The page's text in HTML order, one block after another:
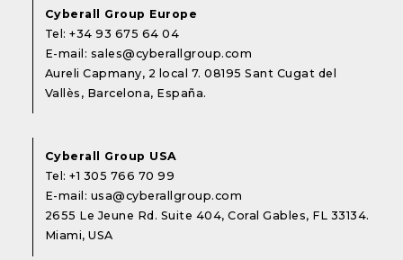
Cyberall Group Europe
Tel:+34 93 675 64 04
E-mail: sales@cyberallgroup.com
Aureli Capmany, 2 local 7. 08195 Sant Cugat del
Vallès, Barcelona, España.
Cyberall Group USA
Tel:+1 305 766 70 99
E-mail: usa@cyberallgroup.com
2655 Le Jeune Rd. Suite 404, Coral Gables, FL 33134.
Miami, USA